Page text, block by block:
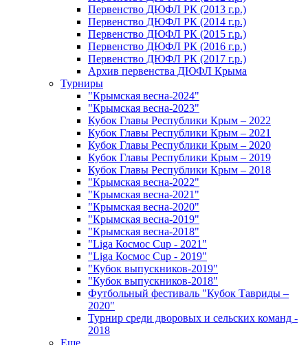
Первенство ДЮФЛ РК (2013 г.р.)
Первенство ДЮФЛ РК (2014 г.р.)
Первенство ДЮФЛ РК (2015 г.р.)
Первенство ДЮФЛ РК (2016 г.р.)
Первенство ДЮФЛ РК (2017 г.р.)
Архив первенства ДЮФЛ Крыма
Турниры
"Крымская весна-2024"
"Крымская весна-2023"
Кубок Главы Республики Крым – 2022
Кубок Главы Республики Крым – 2021
Кубок Главы Республики Крым – 2020
Кубок Главы Республики Крым – 2019
Кубок Главы Республики Крым – 2018
"Крымская весна-2022"
"Крымская весна-2021"
"Крымская весна-2020"
"Крымская весна-2019"
"Крымская весна-2018"
"Liga Космос Cup - 2021"
"Liga Космос Cup - 2019"
"Кубок выпускников-2019"
"Кубок выпускников-2018"
Футбольный фестиваль "Кубок Тавриды –
2020"
Турнир среди дворовых и сельских команд -
2018
Еще